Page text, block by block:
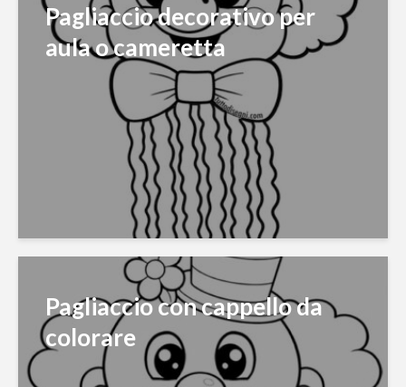
Pagliaccio decorativo per
aula o cameretta
Pagliaccio con cappello da
colorare